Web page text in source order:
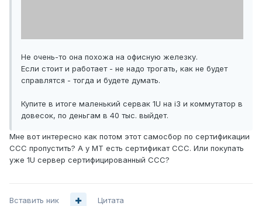
Не очень-то она похожа на офисную железку.
Если стоит и работает - не надо трогать, как не будет
справлятся - тогда и будете думать.
Купите в итоге маленький сервак 1U на i3 и коммутатор в
довесок, по деньгам в 40 тыс. выйдет.
Мне вот интересно как потом этот самосбор по сертификации
ССС пропустить? А у МТ есть сертификат ССС. Или покупать
уже 1U сервер сертифицированный CCC?
Вставить ник Цитата